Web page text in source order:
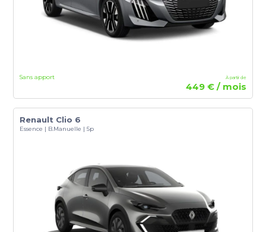
Sans apport À partir de
449 € / mois
Renault Clio 6
Essence | B.Manuelle | 5p